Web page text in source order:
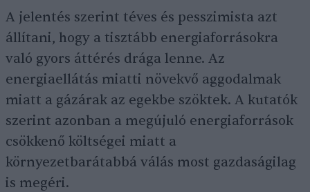
A jelentés szerint téves és pesszimista azt
állítani, hogy a tisztább energiaforrásokra
való gyors áttérés drága lenne. Az
energiaellátás miatti növekvő aggodalmak
miatt a gázárak az egekbe szöktek. A kutatók
szerint azonban a megújuló energiaforrások
csökkenő költségei miatt a
környezetbarátabbá válás most gazdaságilag
is megéri.